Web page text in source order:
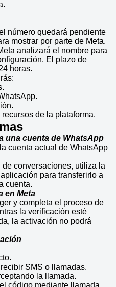
número quedará pendiente
mostrar por parte de Meta.
analizará el nombre para
El plazo de
horas.
de la plataforma.
una cuenta de WhatsApp
cuenta actual de WhatsApp
conversaciones, utiliza la
para transferirlo a
cuenta.
en Meta
y completa el proceso de
la verificación esté
la activación no podrá
SMS o llamadas.
la llamada.
código mediante llamada